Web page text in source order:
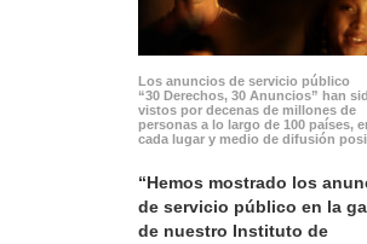
Los anuncios de servicio público
“30 Derechos, 30 Anuncios” han
vistos por decenas de millones de
personas a lo largo de 100 países,
cada lugar y medio de difusión
“Hemos mostrado los
de servicio público en la
de nuestro Instituto de